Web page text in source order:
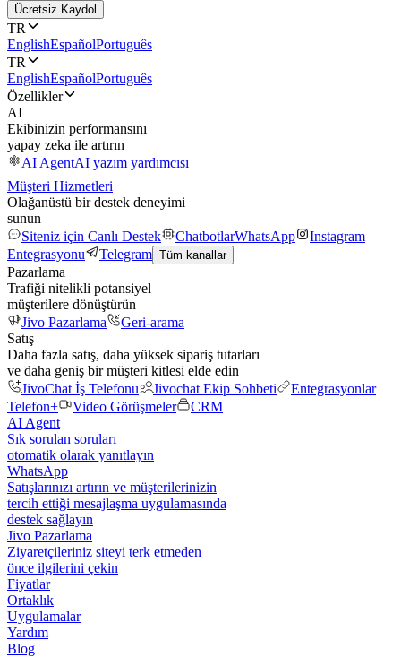
Ücretsiz Kaydol
TR
EnglishEspañolPortuguês
TR
EnglishEspañolPortuguês
Özellikler
AI
Ekibinizin performansını
yapay zeka ile artırın
AI AgentAI yazım yardımcısı
Müşteri Hizmetleri
Olağanüstü bir destek deneyimi
sunun
Siteniz için Canlı Destek
ChatbotlarWhatsApp
Instagram
Entegrasyonu
Telegram Tüm kanallar
Pazarlama
Trafiği nitelikli potansiyel
müşterilere dönüştürün
Jivo Pazarlama
Geri-arama
Satış
Daha fazla satış, daha yüksek sipariş tutarları
ve daha geniş bir müşteri kitlesi elde edin
JivoChat İş Telefonu
Jivochat Ekip Sohbeti
Entegrasyonlar
Telefon+
Video Görüşmeler
CRM
AI Agent
Sık sorulan soruları
otomatik olarak yanıtlayın
WhatsApp
Satışlarınızı artırın ve müşterilerinizin
tercih ettiği mesajlaşma uygulamasında
destek sağlayın
Jivo Pazarlama
Ziyaretçileriniz siteyi terk etmeden
önce ilgilerini çekin
Fiyatlar
Ortaklık
Uygulamalar
Yardım
Blog